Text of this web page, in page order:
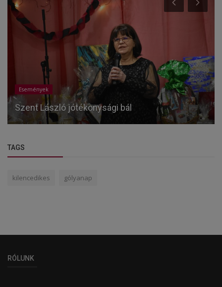
Események
Szent László jótékonysági bál
TAGS
kilencedikes gólyanap
RÓLUNK